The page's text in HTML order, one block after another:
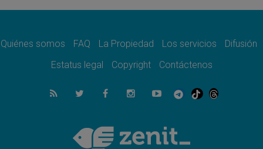
como misión al servicio del Evangelio
SIGNIS 2026, dar voz a las religiosas en el
07.08.2026
Lanzan un proyecto de empoderamiento
Programa oficial del Viaje Apostólico del
Papa León XIV a Francia
Quiénes somos FAQ La Propiedad Los servicios
Difusión
Estatus legal
Copyright Contáctenos